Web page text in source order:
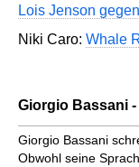
Lois Jenson
Niki Caro: Whale
Giorgio Bassani
Giorgio Bassani
Obwohl seine